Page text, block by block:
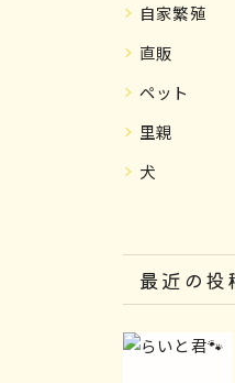
自家繁殖
直販
ペット
里親
犬
最近の投